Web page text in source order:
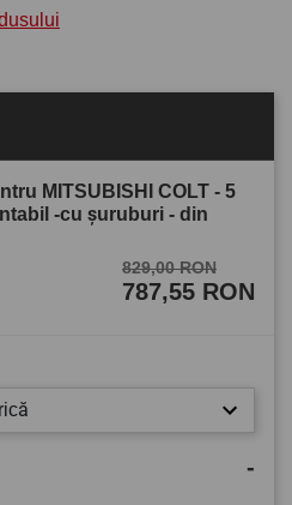
MITSUBISHI COLT - 5
-cu şuruburi - din
829,00 RON
787,55 RON
-